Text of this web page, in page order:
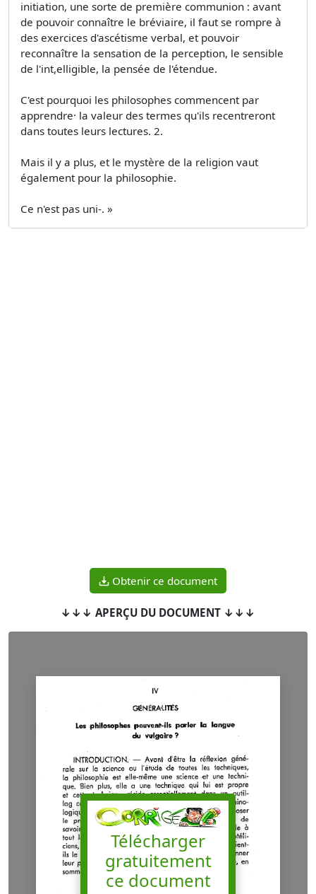
initiation, une sorte de première communion : avant
de pouvoir connaître le bréviaire, il faut se rompre à
des exercices d'ascétisme verbal, et pouvoir
reconnaître la sensation de la perception, le sensible
de l'int,elligible, la pensée de l'étendue.
C'est pourquoi les philosophes commencent par
apprendre· la valeur des termes qu'ils recentreront
dans toutes leurs lectures. 2.
Mais il y a plus, et le mystère de la religion vaut
également pour la philosophie.
Ce n'est pas uni-. »
Obtenir ce document
↓↓↓ APERÇU DU DOCUMENT ↓↓↓
Télécharger
gratuitement
ce document